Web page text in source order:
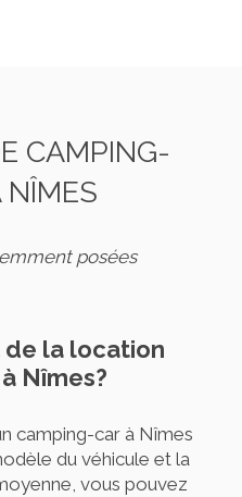
CAMPING-
NÎMES
posées
de la location
Nîmes?
camping-car à Nîmes
du véhicule et la
vous pouvez